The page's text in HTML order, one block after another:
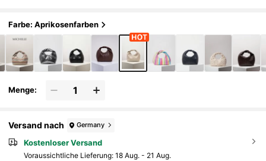
Farbe: Aprikosenfarben
Menge:
Versand nach Germany
Kostenloser Versand
Voraussichtliche Lieferung: 18 Aug. - 21 Aug.